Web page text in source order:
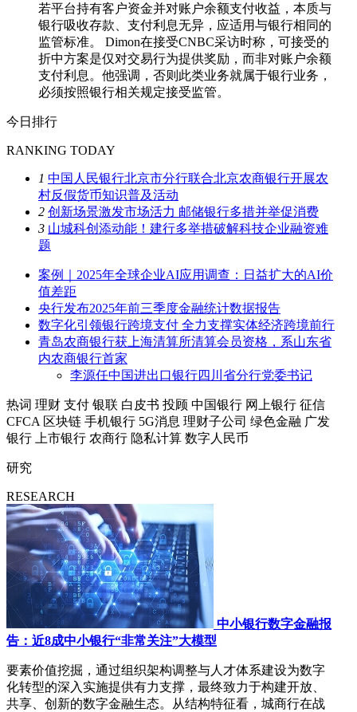
若平台持有客户资金并对账户余额支付收益，本质与
银行吸收存款、支付利息无异，应适用与银行相同的
监管标准。 Dimon在接受CNBC采访时称，可接受的
折中方案是仅对交易行为提供奖励，而非对账户余额
支付利息。他强调，否则此类业务就属于银行业务，
必须按照银行相关规定接受监管。
今日排行
RANKING TODAY
1 中国人民银行北京市分行联合北京农商银行开展农
村反假货币知识普及活动
2 创新场景激发市场活力 邮储银行多措并举促消费
3 山城科创添动能！建行多举措破解科技企业融资难
题
案例｜2025年全球企业AI应用调查：日益扩大的AI价
值差距
央行发布2025年前三季度金融统计数据报告
数字化引领银行跨境支付 全力支撑实体经济跨境前行
青岛农商银行获上海清算所清算会员资格，系山东省
内农商银行首家
李源任中国进出口银行四川省分行党委书记
热词 理财 支付 银联 白皮书 投顾 中国银行 网上银行 征信
CFCA 区块链 手机银行 5G消息 理财子公司 绿色金融 广发
银行
上市银行 农商行 隐私计算 数字人民币
研究
RESEARCH
中小银行数字金融报
告：近8成中小银行“非常关注”大模型
要素价值挖掘，通过组织架构调整与人才体系建设为数字
化转型的深入实施提供有力支撑，最终致力于构建开放、
共享、创新的数字金融生态。从结构特征看，城商行在战